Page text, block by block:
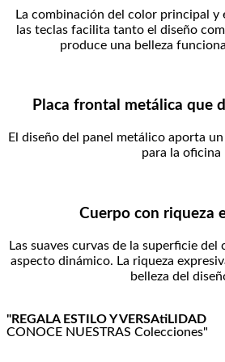
La combinación del color principal y
las teclas facilita tanto el diseño
produce una belleza
Placa frontal metálica que
El diseño del panel metálico aporta
para la oficina
Cuerpo con riqueza
Las suaves curvas de la superficie
aspecto dinámico. La riqueza
belleza del
"REGALA ESTILO Y VERSAtiLIDAD
CONOCE NUESTRAS Colecciones"